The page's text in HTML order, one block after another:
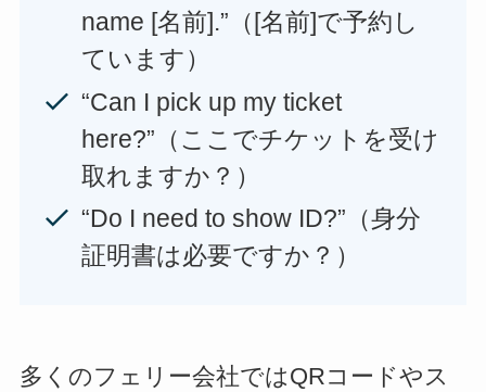
name [名前].”（[名前]で予約し
ています）
“Can I pick up my ticket
here?”（ここでチケットを受け
取れますか？）
“Do I need to show ID?”（身分
証明書は必要ですか？）
多くのフェリー会社ではQRコードやス